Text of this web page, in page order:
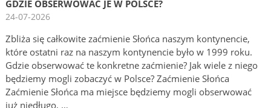
GDZIE OBSERWOWAĆ JE W POLSCE?
24-07-2026
Zbliża się całkowite zaćmienie Słońca naszym kontynencie,
które ostatni raz na naszym kontynencie było w 1999 roku.
Gdzie obserwować te konkretne zaćmienie? Jak wiele z niego
będziemy mogli zobaczyć w Polsce? Zaćmienie Słońca
Zaćmienie Słońca ma miejsce będziemy mogli obserwować
już niedługo, …